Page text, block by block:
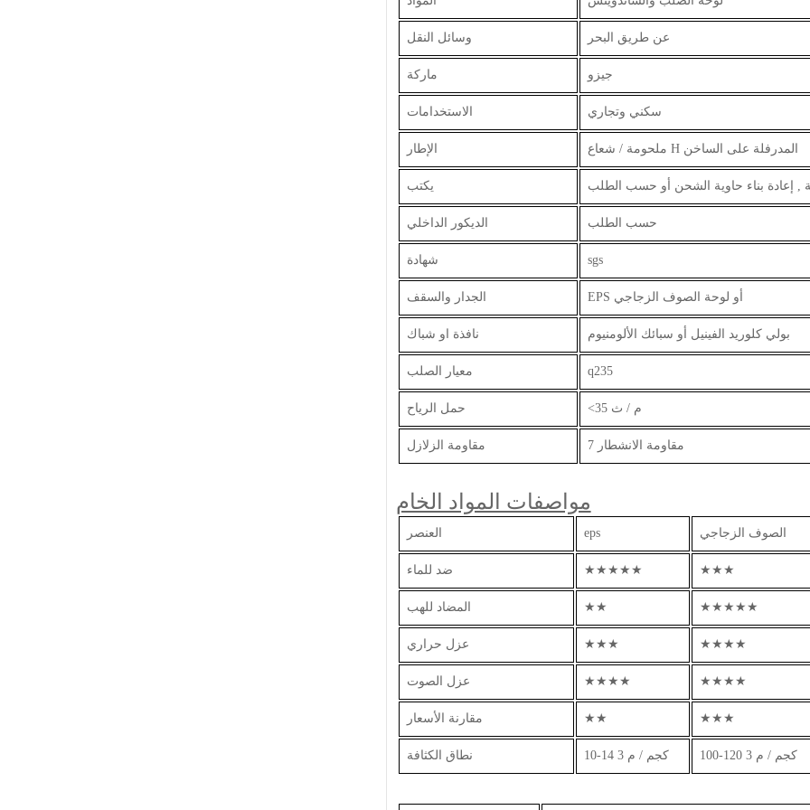
وسائل النقل عن طريق البحر
ماركة جيزو
الاستخدامات سكني وتجاري
الإطار ملحومة / شعاع H المدرفلة على الساخن
يكتب , إعادة بناء حاوية الشحن أو حسب الطلب
الديكور الداخلي حسب الطلب
شهادة sgs
الجدار والسقف EPS أو لوحة الصوف الزجاجي
نافذة او شباك بولي كلوريد الفينيل أو سبائك الألومنيوم
معيار الصلب q235
حمل الرياح <35 م / ث
مقاومة الزلازل 7 مقاومة الانشطار
مواصفات المواد الخام
العنصر eps الصوف الزجاجي
ضد للماء ★★★★★ ★★★
المضاد للهب ★★ ★★★★★
عزل حراري ★★★ ★★★★
عزل الصوت ★★★★ ★★★★
مقارنة الأسعار ★★ ★★★
نطاق الكثافة 10-14 كجم / م 3 100-120 كجم / م 3